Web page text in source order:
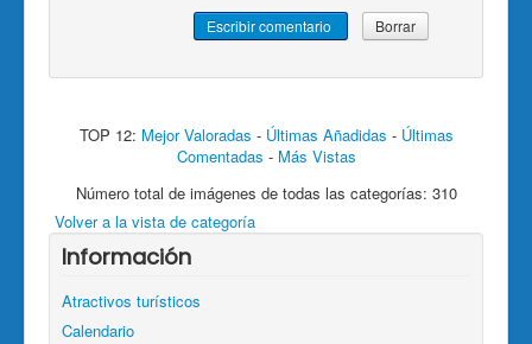
TOP 12: Mejor Valoradas - Últimas Añadidas - Últimas
Comentadas - Más Vistas
Número total de imágenes de todas las categorías: 310
Volver a la vista de categoría
Información
Atractivos turísticos
Calendario